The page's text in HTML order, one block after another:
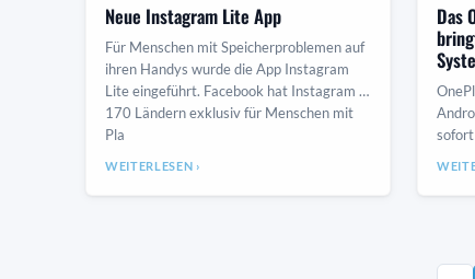
Neue Instagram Lite App
Für Menschen mit Speicherproblemen auf
ihren Handys wurde die App Instagram
Lite eingeführt. Facebook hat Instagram in
170 Ländern exklusiv für Menschen mit
Pla
WEITERLESEN ›
Das